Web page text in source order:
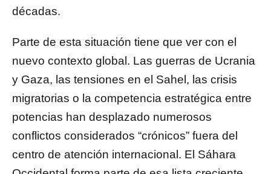
décadas.
Parte de esta situación tiene que ver con el
nuevo contexto global. Las guerras de Ucrania
y Gaza, las tensiones en el Sahel, las crisis
migratorias o la competencia estratégica entre
potencias han desplazado numerosos
conflictos considerados “crónicos” fuera del
centro de atención internacional. El Sáhara